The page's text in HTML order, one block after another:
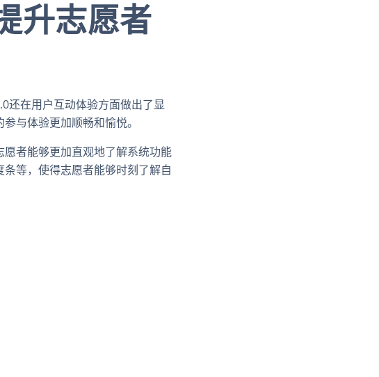
升志愿者
还在用户互动体验方面做出了显
与体验更加顺畅和愉悦。
者能够更加直观地了解系统功能
等，使得志愿者能够时刻了解自